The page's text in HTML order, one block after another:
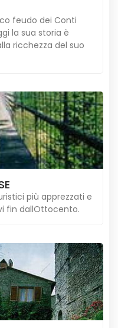
feudo dei Conti
la sua storia è
ricchezza del suo
più apprezzati e
fin dallOttocento.